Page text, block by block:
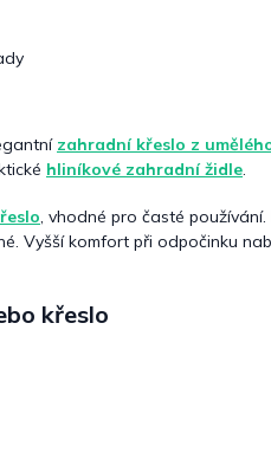
zahradní křeslo z
hliníkové zahradní židle.
, vhodné pro časté
Vyšší komfort při odpočinku
křeslo